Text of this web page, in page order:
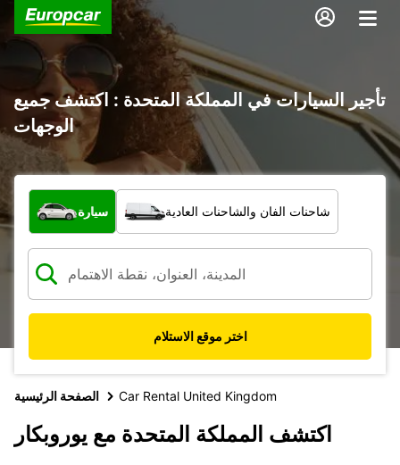
تأجير السيارات في المملكة المتحدة : اكتشف جميع
الوجهات
ما نوع المركبة؟
سيارة شاحنات الفان والشاحنات العادية
اختر موقع الاستلام
الصفحة الرئيسية Car Rental United Kingdom
اكتشف المملكة المتحدة مع يوروبكار